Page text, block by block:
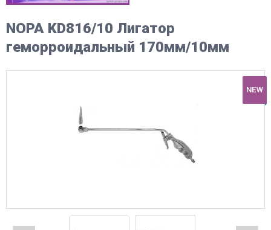
NOPA KD816/10 Лигатор
геморроидальный 170мм/10мм
NEW